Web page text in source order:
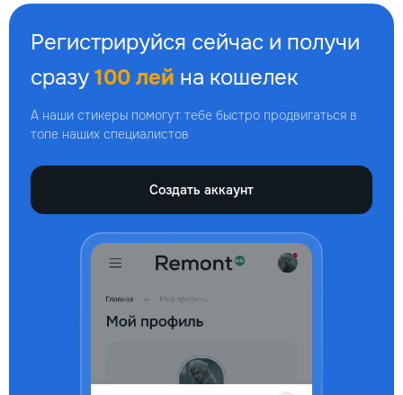
Регистрируйся сейчас и получи
сразу 100 лей на кошелек
А наши стикеры помогут тебе быстро продвигаться в
топе наших специалистов
Создать аккаунт